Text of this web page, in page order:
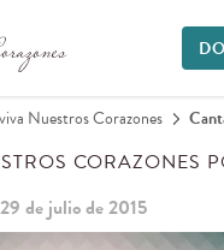
Nuestros Corazones
CORAZONES
29 de julio de 2015